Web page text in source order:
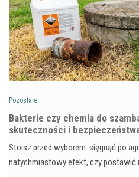
Pozostałe
Bakterie czy chemia do
skuteczności i
Stoisz przed wyborem: sięgnąć po
natychmiastowy efekt, czy postawić